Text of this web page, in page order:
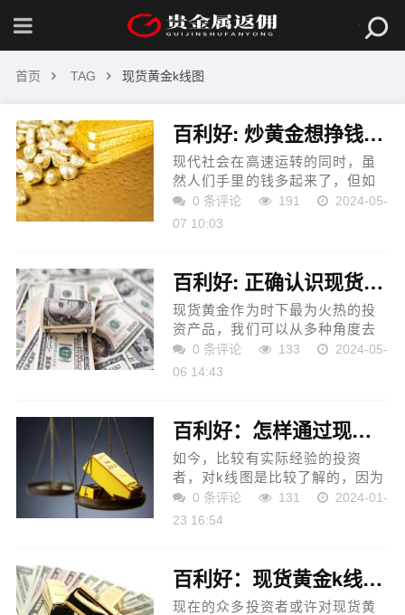
首页 TAG 现货黄金k线图
百利好: 炒黄金想挣钱，要掌握炒黄金的专业知识！
现代社会在高速运转的同时，虽
然人们手里的钱多起来了，但如
果用于银行存款，最多只能保值
而已。正是如此，现代人都极重
0 条评论 191
2024-05-
07 10:03
百利好: 正确认识现货黄金4小时K线图
现货黄金作为时下最为火热的投
资产品，我们可以从多种角度去
对它进行分析，今天我们主要了
解关于现货黄金4小时K线图。K
0 条评论 133
2024-05-
06 14:43
百利好：怎样通过现货黄金k线图做好市场分析？
如今，比较有实际经验的投资
者，对k线图是比较了解的，因为
通过对k线图的了解，更加直接地
对市场实时行情进行观察，通过
0 条评论 131
2024-01-
23 16:54
百利好：现货黄金k线图有作用吗？怎样利用好k线图？
现在的众多投资者或许对现货黄